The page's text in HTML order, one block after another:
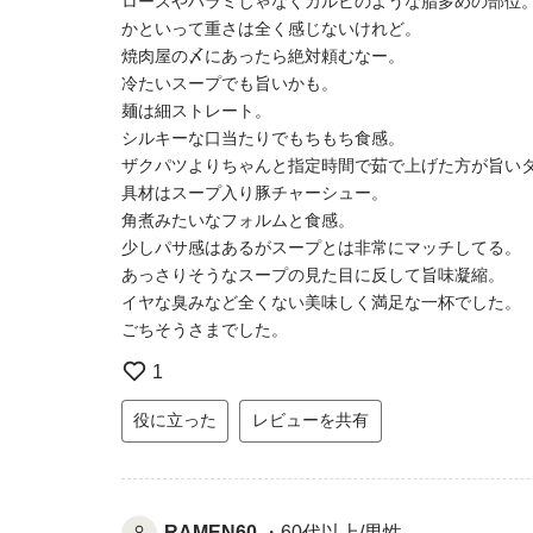
かといって重さは全く感じないけれど。
焼肉屋の〆にあったら絶対頼むなー。
冷たいスープでも旨いかも。
麺は細ストレート。
シルキーな口当たりでもちもち食感。
ザクパツよりちゃんと指定時間で茹で上げた方が旨い
具材はスープ入り豚チャーシュー。
角煮みたいなフォルムと食感。
少しパサ感はあるがスープとは非常にマッチしてる。
あっさりそうなスープの見た目に反して旨味凝縮。
イヤな臭みなど全くない美味しく満足な一杯でした。
ごちそうさまでした。
1
役に立った レビューを共有